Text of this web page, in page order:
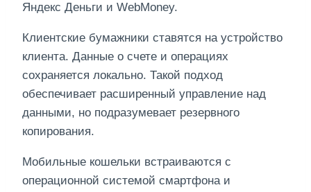
Яндекс Деньги и WebMoney.
Клиентские бумажники ставятся на устройство
клиента. Данные о счете и операциях
сохраняется локально. Такой подход
обеспечивает расширенный управление над
данными, но подразумевает резервного
копирования.
Мобильные кошельки встраиваются с
операционной системой смартфона и